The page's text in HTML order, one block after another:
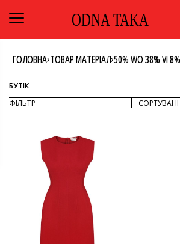
ODNA TAKA
ГОЛОВНА›ТОВАР МАТЕРІАЛ›50% WO 38% VI
БУТІК
ФІЛЬТР
ДИВИТИСЯ ВСЕ
ОДЯГ
СУКНЯ
СУКНЯ-ФУТЛЯР
ЧЕРВОНИЙ
СОРТУВАТИ ЗА
СОРТУВАТИ ЗА ЦІНОЮ: ВІД
СОРТУВАТИ ЗА ЦІНОЮ: ВІД